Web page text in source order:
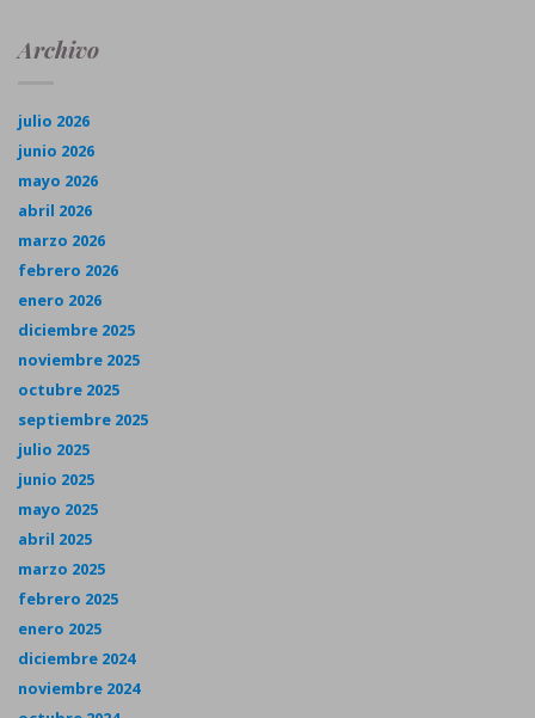
Archivo
julio 2026
junio 2026
mayo 2026
abril 2026
marzo 2026
febrero 2026
enero 2026
diciembre 2025
noviembre 2025
octubre 2025
septiembre 2025
julio 2025
junio 2025
mayo 2025
abril 2025
marzo 2025
febrero 2025
enero 2025
diciembre 2024
noviembre 2024